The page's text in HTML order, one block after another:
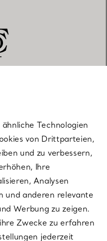
Technologien
von Drittparteien,
und zu verbessern,
Ihre
Analysen
und anderen relevante
Werbung zu zeigen.
Zwecke zu erfahren
jederzeit